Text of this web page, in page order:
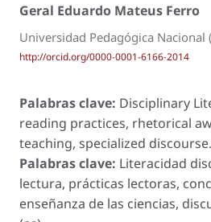
Geral Eduardo Mateus Ferro
Universidad Pedagógica Nacional
http://orcid.org/0000-0001-6166-2014
Palabras clave: Disciplinary
reading practices, rhetorical
teaching, specialized
Palabras clave: Literacidad
lectura, prácticas lectoras,
enseñanza de las ciencias,